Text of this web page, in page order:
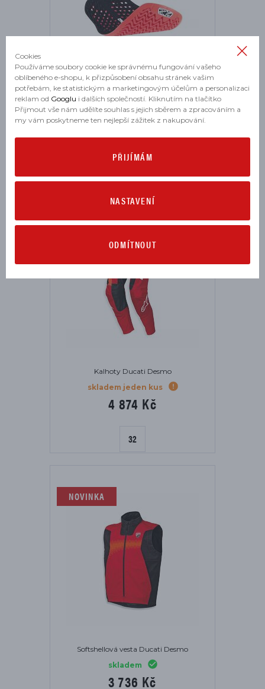
Chránič páteře Ducati Nucleon Plasma KR-
2i červenočerný - velikost L
skladem jeden kus
1 287 Kč
NOVINKA
Kalhoty Ducati Desmo
skladem jeden kus
4 874 Kč
32
NOVINKA
Softshellová vesta Ducati Desmo
skladem
3 736 Kč
Cookies
Používáme soubory cookie ke správnému fungování vašeho
oblíbeného e-shopu, k přizpůsobení obsahu stránek vašim
potřebám, ke statistickým a marketingovým účelům a personalizaci
reklam od Googlu i dalších společností. Kliknutím na tlačítko
Přijmout vše nám udělíte souhlas s jejich sběrem a zpracováním a
my vám poskytneme ten nejlepší zážitek z nakupování.
PŘIJÍMÁM
NASTAVENÍ
ODMÍTNOUT